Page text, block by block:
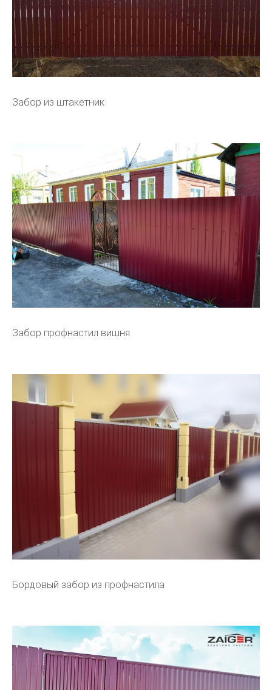
Забор из штакетник
Забор профнастил вишня
Бордовый забор из профнастила